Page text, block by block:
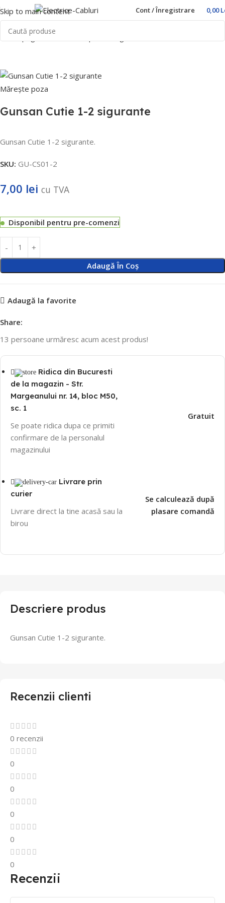
Skip to main content Cont / Înregistrare 0,00
Prima pagină
Mărește poza
Gunsan Cutie 1-2 sigurante
Gunsan Cutie 1-2 sigurante.
SKU: GU-CS01-2
7,00 lei cu TVA
Disponibil pentru pre-comenzi
Adaugă În Coș
Adaugă la favorite
Share:
13 persoane urmăresc acum acest produs!
Ridica din Bucuresti
de la magazin - Str.
Margeanului nr. 14, bloc M50,
sc. 1
Se poate ridica dupa ce primiti
confirmare de la personalul
magazinului
Gratuit
Livrare prin
curier
Livrare direct la tine acasă sau la
birou
Se calculează după
plasare comandă
Descriere produs
Gunsan Cutie 1-2 sigurante.
Recenzii clienti
0 recenzii
0
0
0
0
0
Recenzii